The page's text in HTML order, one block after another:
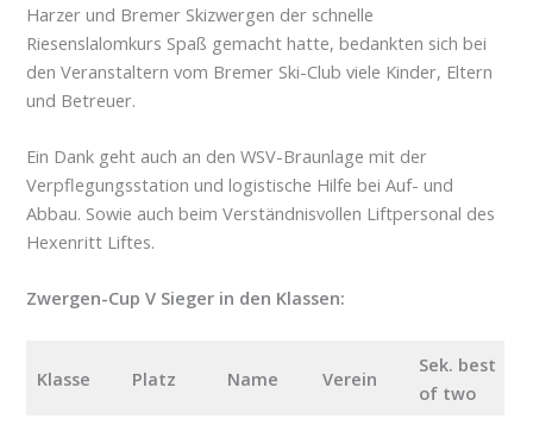
Harzer und Bremer Skizwergen der schnelle
Riesenslalomkurs Spaß gemacht hatte, bedankten sich bei
den Veranstaltern vom Bremer Ski-Club viele Kinder, Eltern
und Betreuer.
Ein Dank geht auch an den WSV-Braunlage mit der
Verpflegungsstation und logistische Hilfe bei Auf- und
Abbau. Sowie auch beim Verständnisvollen Liftpersonal des
Hexenritt Liftes.
Zwergen-Cup V Sieger in den Klassen:
Klasse Platz Name Verein
Sek. best
of two